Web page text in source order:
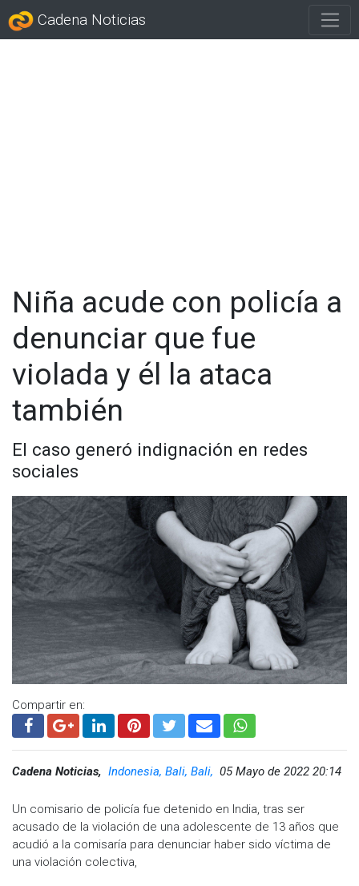
Cadena Noticias
Niña acude con policía a
denunciar que fue
violada y él la ataca
también
El caso generó indignación en redes
sociales
Compartir en:
Cadena Noticias, Indonesia, Bali, Bali, 05 Mayo de 2022 20:14
Un comisario de policía fue detenido en India, tras ser
acusado de la violación de una adolescente de 13 años que
acudió a la comisaría para denunciar haber sido víctima de
una violación colectiva,